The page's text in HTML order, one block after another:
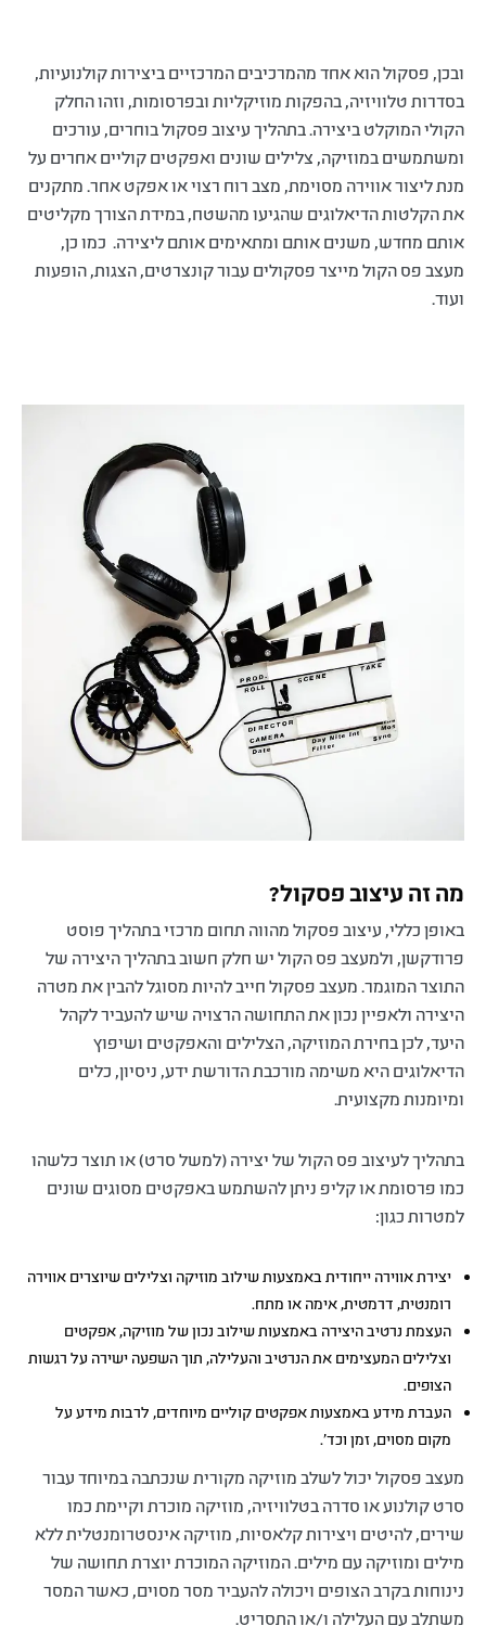
ובכן, פסקול הוא אחד מהמרכיבים המרכזיים ביצירות קולנועיות,
בסדרות טלוויזיה, בהפקות מוזיקליות ובפרסומות, וזהו החלק
הקולי המוקלט ביצירה. בתהליך עיצוב פסקול בוחרים, עורכים
ומשתמשים במוזיקה, צלילים שונים ואפקטים קוליים אחרים על
מנת ליצור אווירה מסוימת, מצב רוח רצוי או אפקט אחר. מתקנים
את הקלטות הדיאלוגים שהגיעו מהשטח, במידת הצורך מקליטים
אותם מחדש, משנים אותם ומתאימים אותם ליצירה. כמו כן,
מעצב פס הקול מייצר פסקולים עבור קונצרטים, הצגות, הופעות
ועוד.
מה זה עיצוב פסקול?
באופן כללי, עיצוב פסקול מהווה תחום מרכזי בתהליך פוסט
פרודקשן, ולמעצב פס הקול יש חלק חשוב בתהליך היצירה של
התוצר המוגמר. מעצב פסקול חייב להיות מסוגל להבין את מטרה
היצירה ולאפיין נכון את התחושה הרצויה שיש להעביר לקהל
היעד, לכן בחירת המוזיקה, הצלילים והאפקטים ושיפוץ
הדיאלוגים היא משימה מורכבת הדורשת ידע, ניסיון, כלים
ומיומנות מקצועית.
בתהליך לעיצוב פס הקול של יצירה (למשל סרט) או תוצר כלשהו
כמו פרסומת או קליפ ניתן להשתמש באפקטים מסוגים שונים
למטרות כגון:
יצירת אווירה ייחודית באמצעות שילוב מוזיקה וצלילים שיוצרים אווירה
רומנטית, דרמטית, אימה או מתח.
העצמת נרטיב היצירה באמצעות שילוב נכון של מוזיקה, אפקטים
וצלילים המעצימים את הנרטיב והעלילה, תוך השפעה ישירה על רגשות
הצופים.
העברת מידע באמצעות אפקטים קוליים מיוחדים, לרבות מידע על
מקום מסוים, זמן וכד'.
מעצב פסקול יכול לשלב מוזיקה מקורית שנכתבה במיוחד עבור
סרט קולנוע או סדרה בטלוויזיה, מוזיקה מוכרת וקיימת כמו
שירים, להיטים ויצירות קלאסיות, מוזיקה אינסטרומנטלית ללא
מילים ומוזיקה עם מילים. המוזיקה המוכרת יוצרת תחושה של
נינוחות בקרב הצופים ויכולה להעביר מסר מסוים, כאשר המסר
משתלב עם העלילה ו/או התסריט.